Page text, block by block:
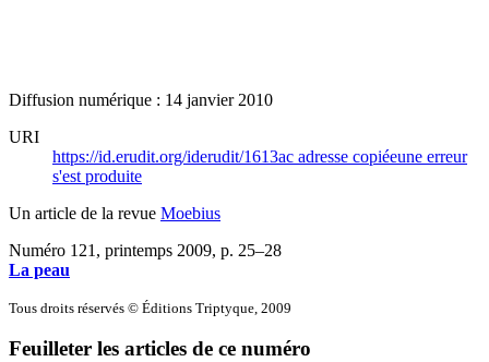
Diffusion numérique : 14 janvier 2010
URI
https://id.erudit.org/iderudit/1613ac adresse copiéeune erreur
s'est produite
Un article de la revue Moebius
Numéro 121, printemps 2009, p. 25–28
La peau
Tous droits réservés © Éditions Triptyque, 2009
Feuilleter les articles de ce numéro